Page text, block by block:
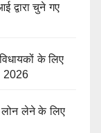
द्वारा चुने गए
के लिए
2026
लोन लेने के लिए